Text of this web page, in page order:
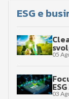
ESG e
05
03